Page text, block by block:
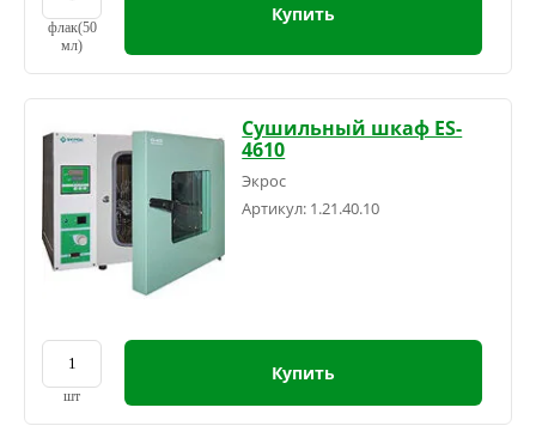
флак(50
мл)
Купить
Сушильный шкаф ES-
4610
Экрос
Артикул: 1.21.40.10
шт
Купить